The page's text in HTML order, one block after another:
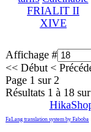
FRIALIT II
XIVE
Affichage #
<< Début <
Page 1 sur 2
Résultats 1 à 18
FaLang translation system by Faboba